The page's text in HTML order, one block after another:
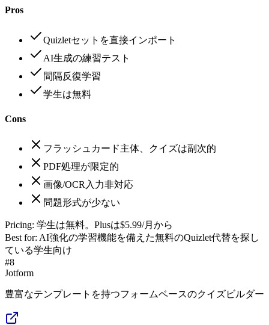
Pros
Quizletセットを直接インポート
AI生成の練習テスト
間隔反復学習
学生は無料
Cons
フラッシュカード主体、クイズは副次的
PDF処理が限定的
画像/OCR入力非対応
問題形式が少ない
Pricing: 学生は無料。Plusは$5.99/月から
Best for: AI強化の学習機能を備えた無料のQuizlet代替を探し
ている学生向け
#8
Jotform
豊富なテンプレートを持つフォームベースのクイズビルダー